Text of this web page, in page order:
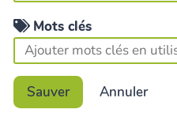
Mots clés
Sauver Annuler